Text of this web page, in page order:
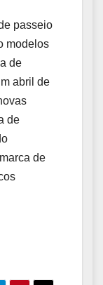
passeio
modelos
de
abril de
de
de